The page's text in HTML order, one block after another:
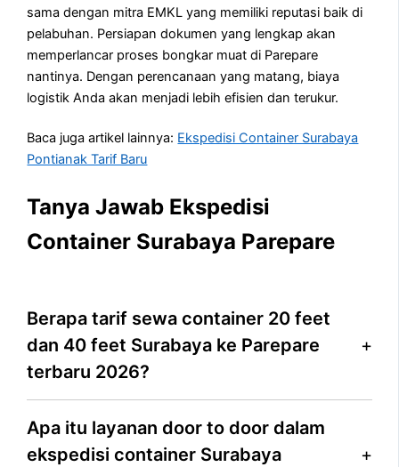
sama dengan mitra EMKL yang memiliki reputasi baik di
pelabuhan. Persiapan dokumen yang lengkap akan
memperlancar proses bongkar muat di Parepare
nantinya. Dengan perencanaan yang matang, biaya
logistik Anda akan menjadi lebih efisien dan terukur.
Baca juga artikel lainnya: Ekspedisi Container Surabaya
Pontianak Tarif Baru
Tanya Jawab Ekspedisi
Container Surabaya Parepare
Berapa tarif sewa container 20 feet
dan 40 feet Surabaya ke Parepare
terbaru 2026?
Apa itu layanan door to door dalam
ekspedisi container Surabaya